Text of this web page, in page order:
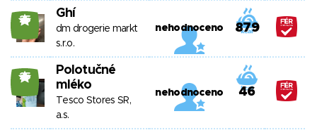
25 Ghí
dm drogerie markt
s.r.o.
nehodnoceno 879
25
Polotučné
mléko
Tesco Stores SR,
a.s.
nehodnoceno 46